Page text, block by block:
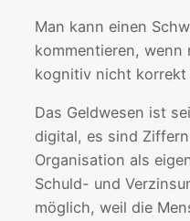
Man kann einen
kommentieren, wenn
kognitiv nicht korrekt
Das Geldwesen ist
digital, es sind
Organisation als
Schuld- und
möglich, weil die